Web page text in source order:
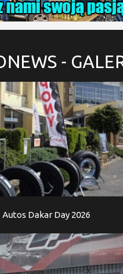
-
Autos Dakar Day 2026